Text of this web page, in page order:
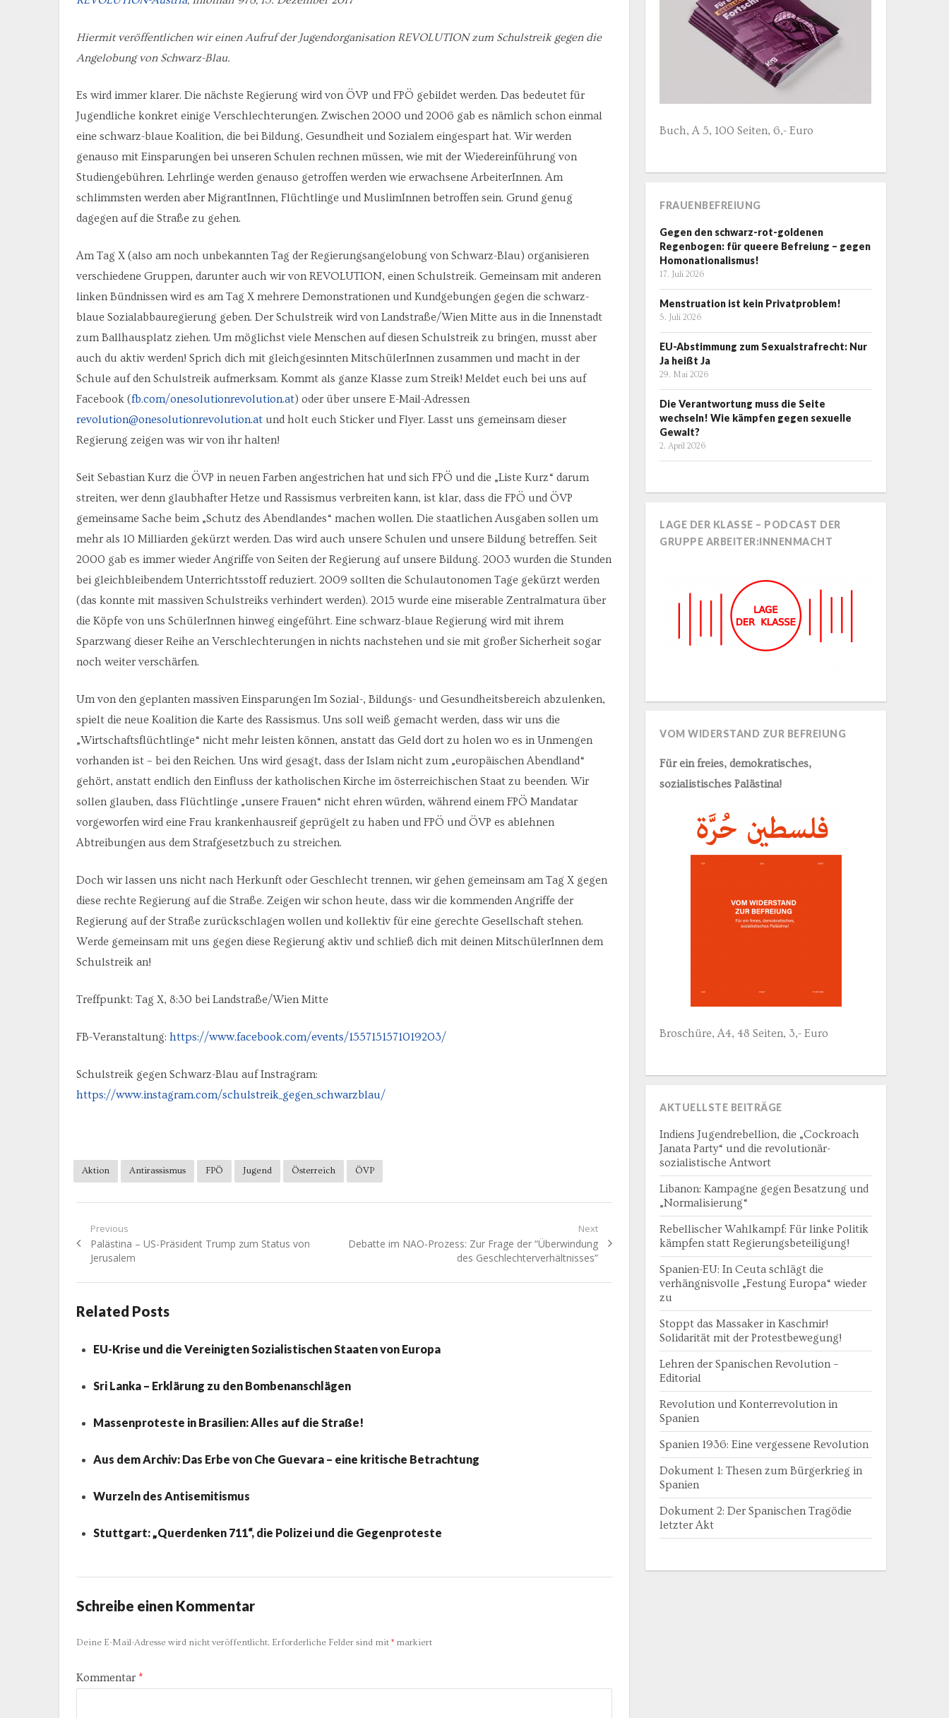
Hiermit veröffentlichen wir einen Aufruf der Jugendorganisation REVOLUTION zum Schulstreik gegen die
Angelobung von Schwarz-Blau.
Es wird immer klarer. Die nächste Regierung wird von ÖVP und FPÖ gebildet werden. Das bedeutet für
Jugendliche konkret einige Verschlechterungen. Zwischen 2000 und 2006 gab es nämlich schon einmal
eine schwarz-blaue Koalition, die bei Bildung, Gesundheit und Sozialem eingespart hat. Wir werden
genauso mit Einsparungen bei unseren Schulen rechnen müssen, wie mit der Wiedereinführung von
Studiengebühren. Lehrlinge werden genauso getroffen werden wie erwachsene ArbeiterInnen. Am
schlimmsten werden aber MigrantInnen, Flüchtlinge und MuslimInnen betroffen sein. Grund genug
dagegen auf die Straße zu gehen.
Am Tag X (also am noch unbekannten Tag der Regierungsangelobung von Schwarz-Blau) organisieren
verschiedene Gruppen, darunter auch wir von REVOLUTION, einen Schulstreik. Gemeinsam mit anderen
linken Bündnissen wird es am Tag X mehrere Demonstrationen und Kundgebungen gegen die schwarz-
blaue Sozialabbauregierung geben. Der Schulstreik wird von Landstraße/Wien Mitte aus in die Innenstadt
zum Ballhausplatz ziehen. Um möglichst viele Menschen auf diesen Schulstreik zu bringen, musst aber
auch du aktiv werden! Sprich dich mit gleichgesinnten MitschülerInnen zusammen und macht in der
Schule auf den Schulstreik aufmerksam. Kommt als ganze Klasse zum Streik! Meldet euch bei uns auf
Facebook (fb.com/onesolutionrevolution.at) oder über unsere E-Mail-Adressen
revolution@onesolutionrevolution.atund holt euch Sticker und Flyer. Lasst uns gemeinsam dieser
Regierung zeigen was wir von ihr halten!
Seit Sebastian Kurz die ÖVP in neuen Farben angestrichen hat und sich FPÖ und die „Liste Kurz“ darum
streiten, wer denn glaubhafter Hetze und Rassismus verbreiten kann, ist klar, dass die FPÖ und ÖVP
gemeinsame Sache beim „Schutz des Abendlandes“ machen wollen. Die staatlichen Ausgaben sollen um
mehr als 10 Milliarden gekürzt werden. Das wird auch unsere Schulen und unsere Bildung betreffen. Seit
2000 gab es immer wieder Angriffe von Seiten der Regierung auf unsere Bildung. 2003 wurden die Stunden
bei gleichbleibendem Unterrichtsstoff reduziert. 2009 sollten die Schulautonomen Tage gekürzt werden
(das konnte mit massiven Schulstreiks verhindert werden). 2015 wurde eine miserable Zentralmatura über
die Köpfe von uns SchülerInnen hinweg eingeführt. Eine schwarz-blaue Regierung wird mit ihrem
Sparzwang dieser Reihe an Verschlechterungen in nichts nachstehen und sie mit großer Sicherheit sogar
noch weiter verschärfen.
Um von den geplanten massiven Einsparungen Im Sozial-, Bildungs- und Gesundheitsbereich abzulenken,
spielt die neue Koalition die Karte des Rassismus. Uns soll weiß gemacht werden, dass wir uns die
„Wirtschaftsflüchtlinge“ nicht mehr leisten können, anstatt das Geld dort zu holen wo es in Unmengen
vorhanden ist – bei den Reichen. Uns wird gesagt, dass der Islam nicht zum „europäischen Abendland“
gehört, anstatt endlich den Einfluss der katholischen Kirche im österreichischen Staat zu beenden. Wir
sollen glauben, dass Flüchtlinge „unsere Frauen“ nicht ehren würden, während einem FPÖ Mandatar
vorgeworfen wird eine Frau krankenhausreif geprügelt zu haben und FPÖ und ÖVP es ablehnen
Abtreibungen aus dem Strafgesetzbuch zu streichen.
Doch wir lassen uns nicht nach Herkunft oder Geschlecht trennen, wir gehen gemeinsam am Tag X gegen
diese rechte Regierung auf die Straße. Zeigen wir schon heute, dass wir die kommenden Angriffe der
Regierung auf der Straße zurückschlagen wollen und kollektiv für eine gerechte Gesellschaft stehen.
Werde gemeinsam mit uns gegen diese Regierung aktiv und schließ dich mit deinen MitschülerInnen dem
Schulstreik an!
Treffpunkt: Tag X, 8:30 bei Landstraße/Wien Mitte
FB-Veranstaltung: https://www.facebook.com/events/1557151571019203/
Schulstreik gegen Schwarz-Blau auf Instragram:
https://www.instagram.com/schulstreik_gegen_schwarzblau/
Aktion Antirassismus FPÖ Jugend Österreich ÖVP
Beitragsnavigation
Previous
Previous
post:
Palästina – US-Präsident Trump zum Status von
Jerusalem
Next
Next
Debatte im NAO-Prozess: Zur Frage der “Überwindung
des Geschlechterverhältnisses”
Related Posts
EU-Krise und die Vereinigten Sozialistischen Staaten von Europa
Sri Lanka – Erklärung zu den Bombenanschlägen
Massenproteste in Brasilien: Alles auf die Straße!
Aus dem Archiv: Das Erbe von Che Guevara – eine kritische Betrachtung
Wurzeln des Antisemitismus
Stuttgart: „Querdenken 711“, die Polizei und die Gegenproteste
Schreibe einen Kommentar
Deine E-Mail-Adresse wird nicht veröffentlicht. Erforderliche Felder sind mit *markiert
Kommentar *
Buch, A 5, 100 Seiten, 6,- Euro
FRAUENBEFREIUNG
Gegen den schwarz-rot-goldenen
Regenbogen: für queere Befreiung – gegen
Homonationalismus!
17. Juli 2026
Menstruation ist kein Privatproblem!
5. Juli 2026
EU-Abstimmung zum Sexualstrafrecht: Nur
Ja heißt Ja
29. Mai 2026
Die Verantwortung muss die Seite
wechseln! Wie kämpfen gegen sexuelle
Gewalt?
2. April 2026
LAGE DER KLASSE – PODCAST DER
GRUPPE ARBEITER:INNENMACHT
VOM WIDERSTAND ZUR BEFREIUNG
Für ein freies, demokratisches,
sozialistisches Palästina!
Broschüre, A4, 48 Seiten, 3,- Euro
AKTUELLSTE BEITRÄGE
Indiens Jugendrebellion, die „Cockroach
Janata Party“ und die revolutionär-
sozialistische Antwort
Libanon: Kampagne gegen Besatzung und
„Normalisierung“
Rebellischer Wahlkampf: Für linke Politik
kämpfen statt Regierungsbeteiligung!
Spanien-EU: In Ceuta schlägt die
verhängnisvolle „Festung Europa“ wieder
zu
Stoppt das Massaker in Kaschmir!
Solidarität mit der Protestbewegung!
Lehren der Spanischen Revolution –
Editorial
Revolution und Konterrevolution in
Spanien
Spanien 1936: Eine vergessene Revolution
Dokument 1: Thesen zum Bürgerkrieg in
Spanien
Dokument 2: Der Spanischen Tragödie
letzter Akt